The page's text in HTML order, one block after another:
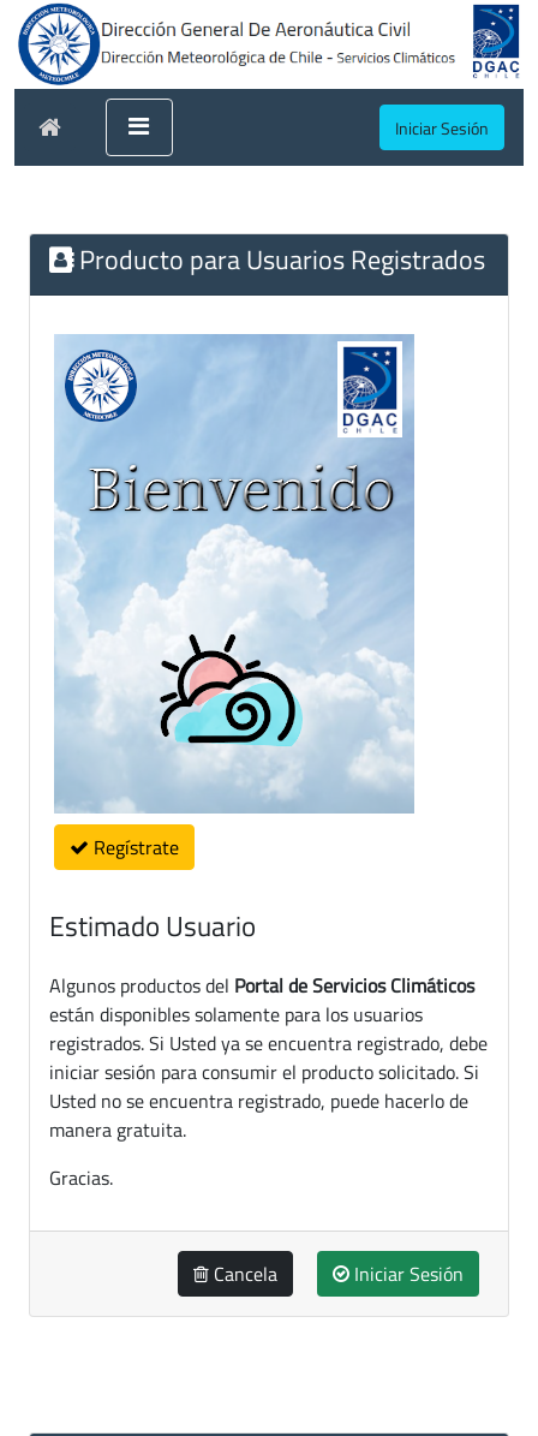
Iniciar Sesión
Producto para Usuarios Registrados
Regístrate
Estimado Usuario
Algunos productos del Portal de Servicios Climáticos
están disponibles solamente para los usuarios
registrados. Si Usted ya se encuentra registrado, debe
iniciar sesión para consumir el producto solicitado. Si
Usted no se encuentra registrado, puede hacerlo de
manera gratuita.
Gracias.
Cancela Iniciar Sesión